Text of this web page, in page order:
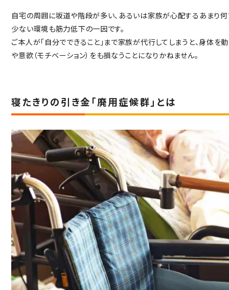
自宅の周囲に坂道や階段が多い、あるいは家族が心配するあまり
少ない環境も筋力低下の一因です。
ご本人が「自分でできること」まで家族が代行してしまうと、身体を
や意欲（モチベーション）をも損なうことになりかねません。
寝たきりの引き金「廃用症候群」とは